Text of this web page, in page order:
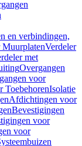
en verbindingen,
MuurplatenVerdeler
met
Overgangen
voor
ToebehorenIsolatie
Afdichtingen voor
Bevestigingen
voor
voor